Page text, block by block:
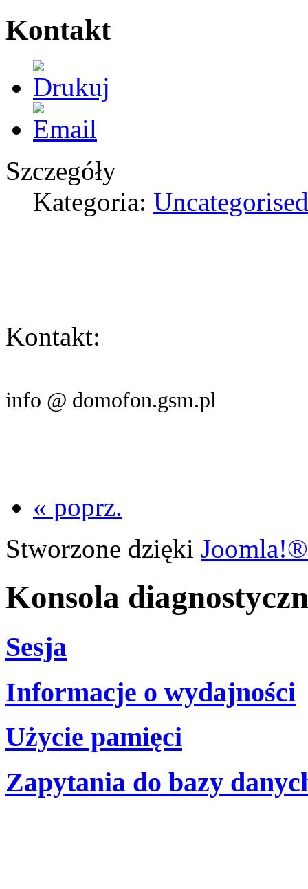
Kontakt
Szczegóły
Kategoria: Uncategorised
Kontakt:
info @ domofon.gsm.pl
« poprz.
Stworzone dzięki Joomla!®
Konsola
Sesja
Informacje o wydajności
Użycie pamięci
Zapytania do bazy